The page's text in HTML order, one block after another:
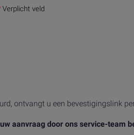
Verplicht veld
ontvangt u een bevestigingslink
aanvraag door ons service-team